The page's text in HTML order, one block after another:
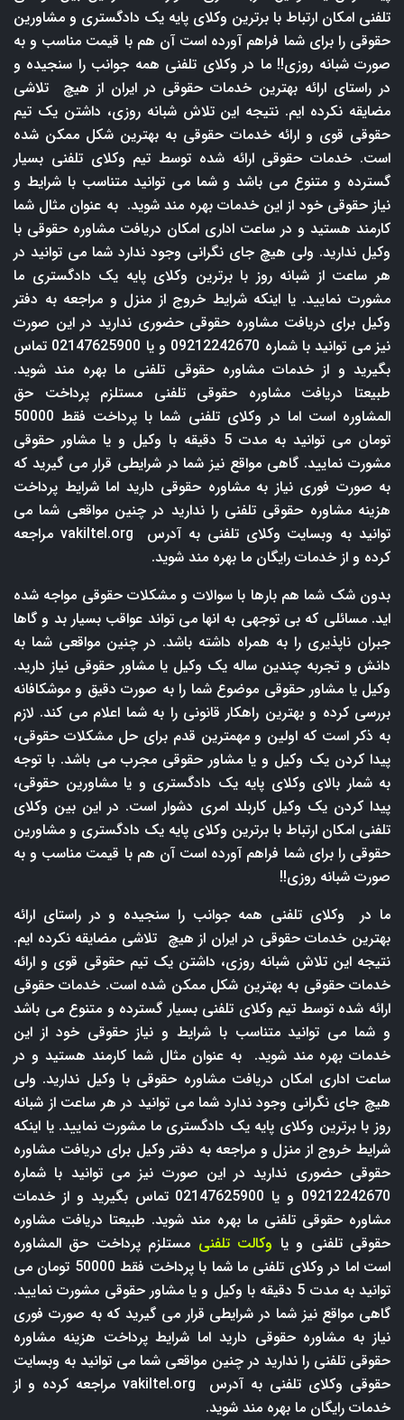
تلفنی امکان ارتباط با برترین وکلای پایه یک دادگستری و مشاورین
حقوقی را برای شما فراهم آورده است آن هم با قیمت مناسب و به
صورت شبانه روزی!! ما در وکلای تلفنی همه جوانب را سنجیده و
در راستای ارائه بهترین خدمات حقوقی در ایران از هیچ تلاشی
مضایقه نکرده ایم. نتیجه این تلاش شبانه روزی، داشتن یک تیم
حقوقی قوی و ارائه خدمات حقوقی به بهترین شکل ممکن شده
است. خدمات حقوقی ارائه شده توسط تیم وکلای تلفنی بسیار
گسترده و متنوع می باشد و شما می توانید متناسب با شرایط و
نیاز حقوقی خود از این خدمات بهره مند شوید. به عنوان مثال شما
کارمند هستید و در ساعت اداری امکان دریافت مشاوره حقوقی با
وکیل ندارید. ولی هیچ جای نگرانی وجود ندارد شما می توانید در
هر ساعت از شبانه روز با برترین وکلای پایه یک دادگستری ما
مشورت نمایید. یا اینکه شرایط خروج از منزل و مراجعه به دفتر
وکیل برای دریافت مشاوره حقوقی حضوری ندارید در این صورت
نیز می توانید با شماره 09212242670 و یا 02147625900 تماس
بگیرید و از خدمات مشاوره حقوقی تلفنی ما بهره مند شوید.
طبیعتا دریافت مشاوره حقوقی تلفنی مستلزم پرداخت حق
المشاوره است اما در وکلای تلفنی شما با پرداخت فقط 50000
تومان می توانید به مدت 5 دقیقه با وکیل و یا مشاور حقوقی
مشورت نمایید. گاهی مواقع نیز شما در شرایطی قرار می گیرید که
به صورت فوری نیاز به مشاوره حقوقی دارید اما شرایط پرداخت
هزینه مشاوره حقوقی تلفنی را ندارید در چنین مواقعی شما می
توانید به وبسایت وکلای تلفنی به آدرس
vakiltel.org مراجعه
کرده و از خدمات رایگان ما بهره مند شوید.
بدون شک شما هم بارها با سوالات و مشکلات حقوقی مواجه شده
اید. مسائلی که بی توجهی به انها می تواند عواقب بسیار بد و گاها
جبران ناپذیری را به همراه داشته باشد. در چنین مواقعی شما به
دانش و تجربه چندین ساله یک وکیل یا مشاور حقوقی نیاز دارید.
وکیل یا مشاور حقوقی موضوع شما را به صورت دقیق و موشکافانه
بررسی کرده و بهترین راهکار قانونی را به شما اعلام می کند. لازم
به ذکر است که اولین و مهمترین قدم برای حل مشکلات حقوقی،
پیدا کردن یک وکیل و یا مشاور حقوقی مجرب می باشد. با توجه
به شمار بالای وکلای پایه یک دادگستری و یا مشاورین حقوقی،
پیدا کردن یک وکیل کاربلد امری دشوار است. در این بین وکلای
تلفنی امکان ارتباط با برترین وکلای پایه یک دادگستری و مشاورین
حقوقی را برای شما فراهم آورده است آن هم با قیمت مناسب و به
صورت شبانه روزی!!
ما در وکلای تلفنی همه جوانب را سنجیده و در راستای ارائه
بهترین خدمات حقوقی در ایران از هیچ تلاشی مضایقه نکرده ایم.
نتیجه این تلاش شبانه روزی، داشتن یک تیم حقوقی قوی و ارائه
خدمات حقوقی به بهترین شکل ممکن شده است. خدمات حقوقی
ارائه شده توسط تیم وکلای تلفنی بسیار گسترده و متنوع می باشد
و شما می توانید متناسب با شرایط و نیاز حقوقی خود از این
خدمات بهره مند شوید. به عنوان مثال شما کارمند هستید و در
ساعت اداری امکان دریافت مشاوره حقوقی با وکیل ندارید. ولی
هیچ جای نگرانی وجود ندارد شما می توانید در هر ساعت از شبانه
روز با برترین وکلای پایه یک دادگستری ما مشورت نمایید. یا اینکه
شرایط خروج از منزل و مراجعه به دفتر وکیل برای دریافت مشاوره
حقوقی حضوری ندارید در این صورت نیز می توانید با شماره
09212242670 و یا 02147625900 تماس بگیرید و از خدمات
مشاوره حقوقی تلفنی ما بهره مند شوید. طبیعتا دریافت مشاوره
حقوقی تلفنی و یا وکالت تلفنی مستلزم پرداخت حق المشاوره
است اما در وکلای تلفنی ما شما با پرداخت فقط 50000 تومان می
توانید به مدت 5 دقیقه با وکیل و یا مشاور حقوقی مشورت نمایید.
گاهی مواقع نیز شما در شرایطی قرار می گیرید که به صورت فوری
نیاز به مشاوره حقوقی دارید اما شرایط پرداخت هزینه مشاوره
حقوقی تلفنی را ندارید در چنین مواقعی شما می توانید به وبسایت
حقوقی وکلای تلفنی به آدرس
vakiltel.org مراجعه کرده و از
خدمات رایگان ما بهره مند شوید.